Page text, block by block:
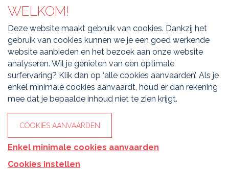
PARAMEDISCHE PRAKTIJK
Antwerpsesteenweg 169
2390 Westmalle
Plan je route
DE SCHUUR
Ganzenkuil 1
2390 Westmalle
Plan je route
Privacybeleid - Cookiebeleid - Algemene voorwaarden
webdesign ©
WELKOM!
Deze website maakt gebruik van cookies. Dankzij het
gebruik van cookies kunnen we je een goed werkende
website aanbieden en het bezoek aan onze website
analyseren. Wil je genieten van een optimale
surfervaring? Klik dan op ‘alle cookies aanvaarden’. Als je
enkel minimale cookies aanvaardt, houd er dan rekening
mee dat je bepaalde inhoud niet te zien krijgt.
COOKIES AANVAARDEN
Enkel minimale cookies aanvaarden
Cookies instellen